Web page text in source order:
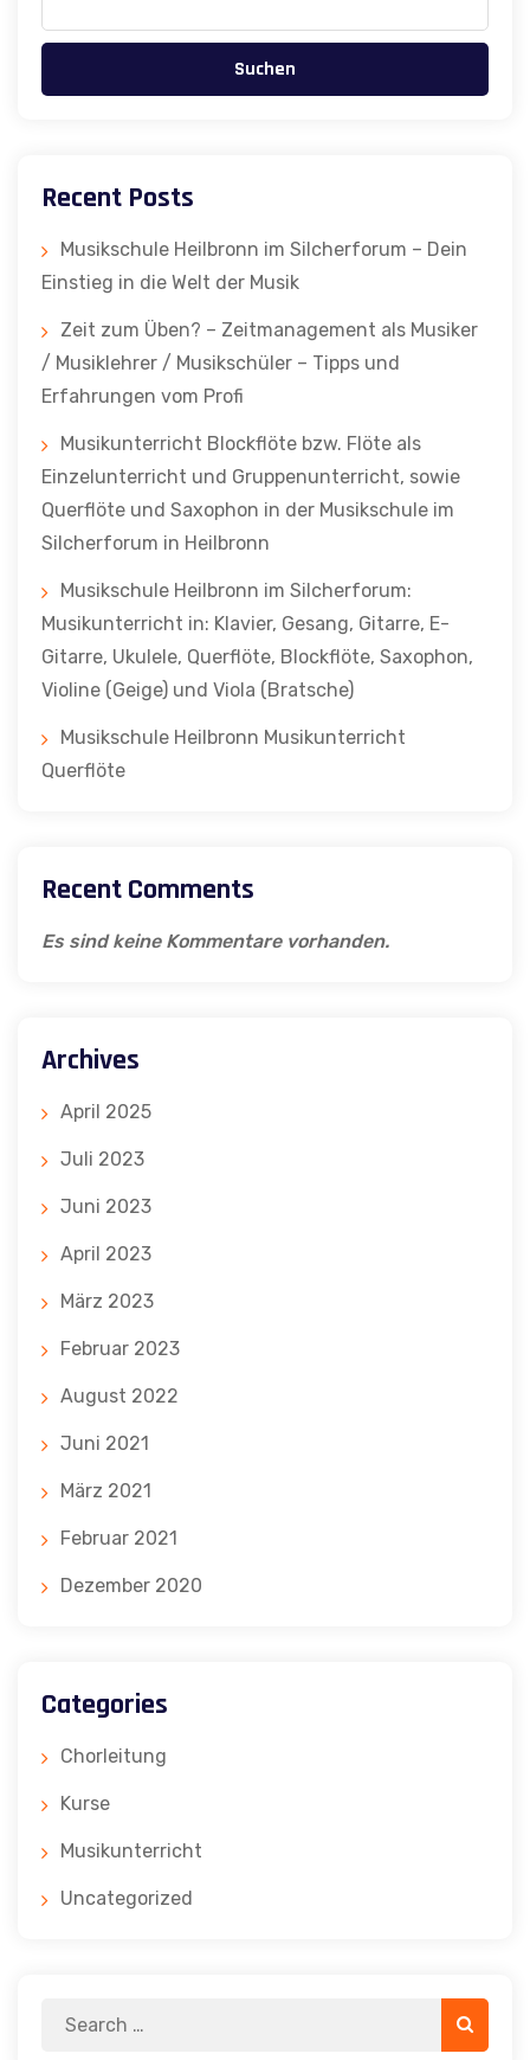
Suchen
Recent Posts
Musikschule Heilbronn im Silcherforum – Dein
Einstieg in die Welt der Musik
Zeit zum Üben? – Zeitmanagement als Musiker
/ Musiklehrer / Musikschüler – Tipps und
Erfahrungen vom Profi
Musikunterricht Blockflöte bzw. Flöte als
Einzelunterricht und Gruppenunterricht, sowie
Querflöte und Saxophon in der Musikschule im
Silcherforum in Heilbronn
Musikschule Heilbronn im Silcherforum:
Musikunterricht in: Klavier, Gesang, Gitarre, E-
Gitarre, Ukulele, Querflöte, Blockflöte, Saxophon,
Violine (Geige) und Viola (Bratsche)
Musikschule Heilbronn Musikunterricht
Querflöte
Recent Comments
Es sind keine Kommentare vorhanden.
Archives
April 2025
Juli 2023
Juni 2023
April 2023
März 2023
Februar 2023
August 2022
Juni 2021
März 2021
Februar 2021
Dezember 2020
Categories
Chorleitung
Kurse
Musikunterricht
Uncategorized
Search
Search